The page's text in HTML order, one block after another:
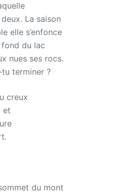
La saison
elle s’enfonce
du lac
nues ses rocs.
terminer ?
creux
et
du mont